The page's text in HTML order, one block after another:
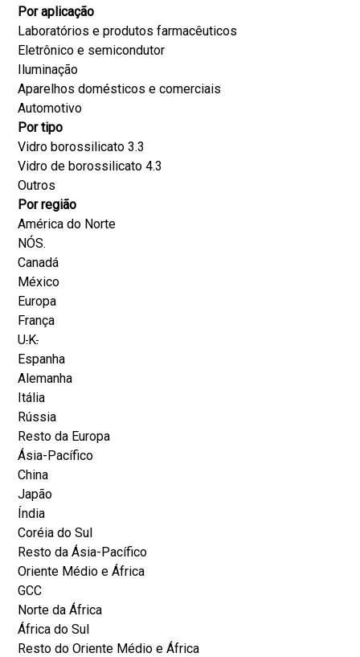
Por aplicação
Laboratórios e produtos farmacêuticos
Eletrônico e semicondutor
Iluminação
Aparelhos domésticos e comerciais
Automotivo
Por tipo
Vidro borossilicato 3.3
Vidro de borossilicato 4.3
Outros
Por região
América do Norte
NÓS.
Canadá
México
Europa
França
U.K.
Espanha
Alemanha
Itália
Rússia
Resto da Europa
Ásia-Pacífico
China
Japão
Índia
Coréia do Sul
Resto da Ásia-Pacífico
Oriente Médio e África
GCC
Norte da África
África do Sul
Resto do Oriente Médio e África